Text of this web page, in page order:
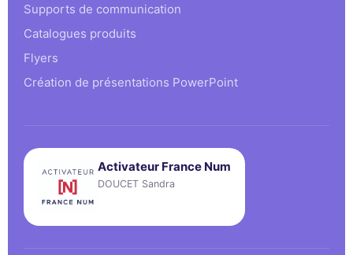
Supports de communication
Catalogues produits
Flyers
Création de présentations PowerPoint
Activateur France Num
DOUCET Sandra